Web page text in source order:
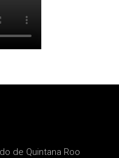
de Quintana Roo